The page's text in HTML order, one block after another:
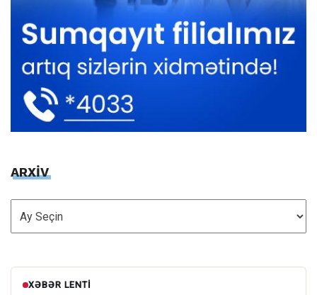
ARXİV
ARXİV
XƏBƏR LENTI